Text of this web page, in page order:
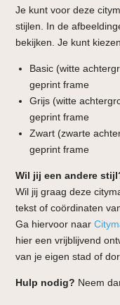
Je kunt voor deze
stijlen. In de
bekijken. Je kunt
Basic (witte
geprint frame
Grijs (witte
geprint frame
Zwart (zwarte
geprint frame
Wil jij een andere
Wil jij graag deze
tekst of coördinaten
Ga hiervoor naar
hier een vrijblijvend
van je eigen stad of
Hulp nodig? Neem